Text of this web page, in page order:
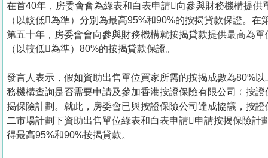
在首40年，房委會會為綠表和白表申請向參與財務機構提供
（以較低為準）分別為最高95%和90%的按揭貸款保證。在
第五十年，房委會會向參與財務機構就按揭貸款提供最高為單
（以較低為準）80%的按揭貸款保證。
發言人表示，假如資助出售單位買家所需的按揭成數為80%
務機構查詢是否需要申請及參加香港按證保險有限公司﹙按
揭保險計劃。就此，房委會已與按證保險公司達成協議，按
二市場計劃下資助出售單位綠表和白表申請申請按揭保險計
得最高95%和90%按揭貸款。